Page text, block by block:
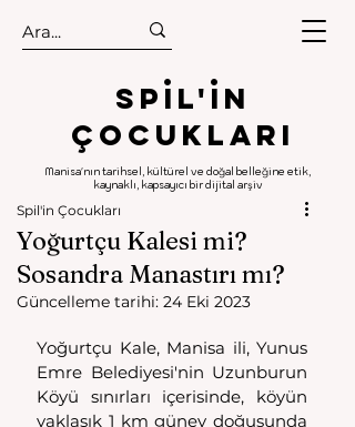
.
.
Spıl'in
Çocukları
Manisa'nın tarihsel, kültürel ve doğal belleğine etik,
kaynaklı, kapsayıcı bir dijital arşiv
Yoğurtçu Kalesi mi?
Sosandra Manastırı mı?
Spil'in Çocukları
Güncelleme tarihi: 24 Eki 2023
Yoğurtçu Kale, Manisa ili, Yunus
Emre Belediyesi'nin Uzunburun
Köyü sınırları içerisinde, köyün
yaklaşık 1 km güney doğusunda